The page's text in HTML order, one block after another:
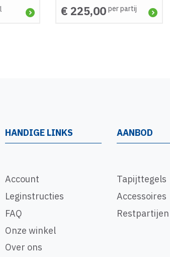
€ 225,00 per partij
HANDIGE LINKS
Account
Leginstructies
FAQ
Onze winkel
Over ons
AANBOD
Tapijttegels
Accessoires
Restpartijen